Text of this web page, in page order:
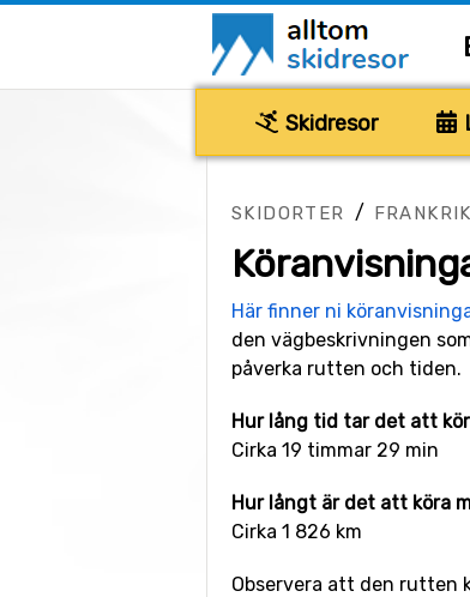
Skidresor
SKIDORTER /
Här finner ni
den vägbeskrivningen
påverka rutten och tiden.
Hur lång tid tar det att
Cirka 19 timmar 29 min
Hur långt är det att köra
Cirka 1 826 km
Observera att den rutten